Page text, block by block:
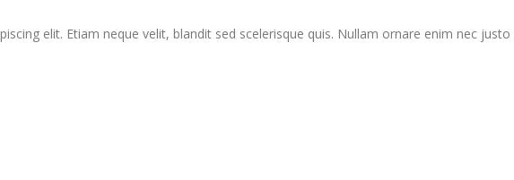
elit. Etiam neque velit, blandit sed scelerisque quis. Nullam ornare enim nec